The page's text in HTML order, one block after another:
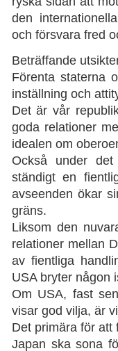
den
och försvara fred
Beträffande
Förenta staterna
inställning och
Det är vår
goda relationer
idealen om
Också under
ständigt en
avseenden ökar
gräns.
Liksom den
relationer mellan
av fientliga
USA bryter någon
Om USA, fast
visar god vilja, är
Det primära för att
Japan ska sona